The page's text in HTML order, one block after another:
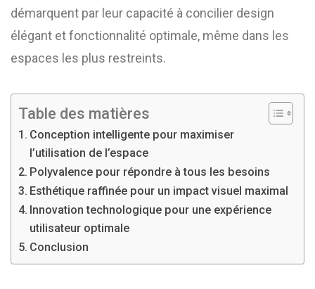
démarquent par leur capacité à concilier design
élégant et fonctionnalité optimale, même dans les
espaces les plus restreints.
Table des matières
Conception intelligente pour maximiser
l’utilisation de l’espace
Polyvalence pour répondre à tous les besoins
Esthétique raffinée pour un impact visuel maximal
Innovation technologique pour une expérience
utilisateur optimale
Conclusion